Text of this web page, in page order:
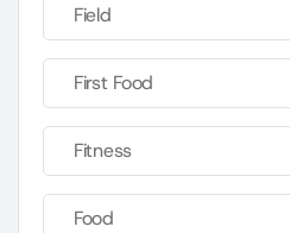
Field
First Food
Fitness
Food